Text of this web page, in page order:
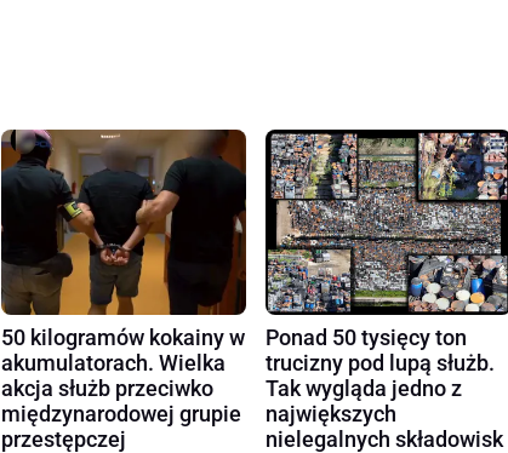
50 kilogramów kokainy w
akumulatorach. Wielka
akcja służb przeciwko
międzynarodowej grupie
przestępczej
Ponad 50 tysięcy ton
trucizny pod lupą służb.
Tak wygląda jedno z
największych
nielegalnych składowisk